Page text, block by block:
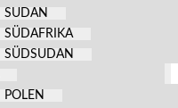
SUDAN
SÜDAFRIKA
SÜDSUDAN
POLEN